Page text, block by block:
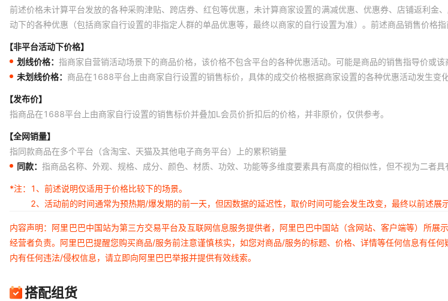
前述价格未计算平台发放的各种采购津贴、跨店券、红包等优惠，未计算商家设置的满减优惠、优惠券、店铺返利
动下的各种优惠（包括商家自行设置的非指定人群的单品优惠等，最终以商家的自行设置为准）。前述商品销售价格
【非平台活动下价格】
划线价格： 指商家自营销活动场景下的商品价格，该价格不包含平台的各种优惠活动。可能是商品的销售指导价或
未划线价格： 商品在1688平台上由商家自行设置的销售标价，具体的成交价格根据商家设置的各种优惠活动发生变
【发布价】
指商品在1688平台上由商家自行设置的销售标价并叠加L会员价折扣后的价格，并非原价，仅供参考。
【全网销量】
指同款商品在多个平台（含淘宝、天猫及其他电子商务平台）上的累积销量
同款： 指商品名称、外观、规格、成分、颜色、材质、功效、功能等多维度要素具有高度的相似性，但不视为二者具
*注：
1、前述说明仅适用于价格比较下的场景。
2、活动前的时间通常为预热期/爆发期的前一天，但因数据的延迟性，取价时间可能会发生改变，最终以前述展
内容声明：阿里巴巴中国站为第三方交易平台及互联网信息服务提供者，阿里巴巴中国站（含网站、客户端等）所
经营者负责。阿里巴巴提醒您购买商品/服务前注意谨慎核实，如您对商品/服务的标题、价格、详情等任何信息有任
内有任何违法/侵权信息，请立即向阿里巴巴举报并提供有效线索。
搭配组货